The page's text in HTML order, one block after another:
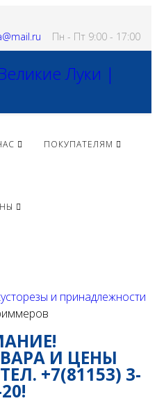
Пн - Пт 9:00 - 17:00
ПОКУПАТЕЛЯМ
и принадлежности
И ЦЕНЫ
+7(81153) 3-